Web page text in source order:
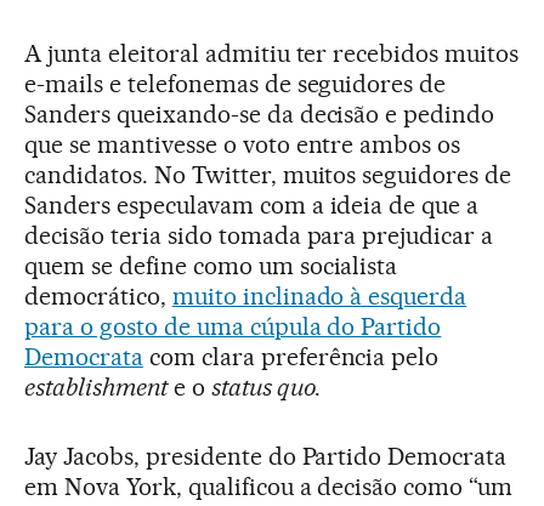
A junta eleitoral admitiu ter recebidos muitos
e-mails e telefonemas de seguidores de
Sanders queixando-se da decisão e pedindo
que se mantivesse o voto entre ambos os
candidatos. No Twitter, muitos seguidores de
Sanders especulavam com a ideia de que a
decisão teria sido tomada para prejudicar a
quem se define como um socialista
democrático, muito inclinado à esquerda
para o gosto de uma cúpula do Partido
Democratacom clara preferência pelo
establishmente o status quo.
Jay Jacobs, presidente do Partido Democrata
em Nova York, qualificou a decisão como “um